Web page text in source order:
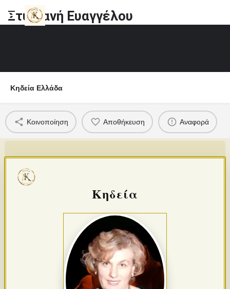
Στυλιανή Ευαγγέλου
Κηδεία Ελλάδα
Κοινοποίηση Αποθήκευση Αναφορά
Κηδεία